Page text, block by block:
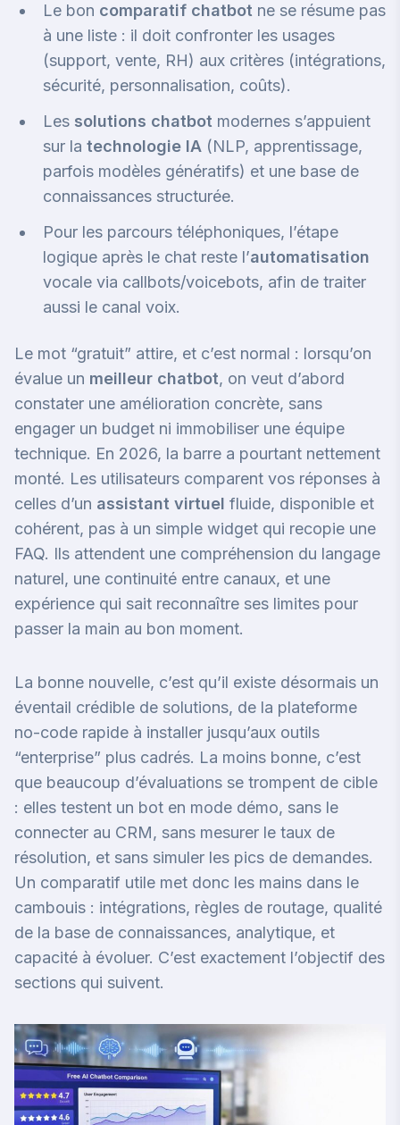
Le bon comparatif chatbot ne se résume pas
à une liste : il doit confronter les usages
(support, vente, RH) aux critères (intégrations,
sécurité, personnalisation, coûts).
Les solutions chatbot modernes s’appuient
sur la technologie IA (NLP, apprentissage,
parfois modèles génératifs) et une base de
connaissances structurée.
Pour les parcours téléphoniques, l’étape
logique après le chat reste l’automatisation
vocale via callbots/voicebots, afin de traiter
aussi le canal voix.
Le mot “gratuit” attire, et c’est normal : lorsqu’on
évalue un meilleur chatbot, on veut d’abord
constater une amélioration concrète, sans
engager un budget ni immobiliser une équipe
technique. En 2026, la barre a pourtant nettement
monté. Les utilisateurs comparent vos réponses à
celles d’un assistant virtuel fluide, disponible et
cohérent, pas à un simple widget qui recopie une
FAQ. Ils attendent une compréhension du langage
naturel, une continuité entre canaux, et une
expérience qui sait reconnaître ses limites pour
passer la main au bon moment.
La bonne nouvelle, c’est qu’il existe désormais un
éventail crédible de solutions, de la plateforme
no-code rapide à installer jusqu’aux outils
“enterprise” plus cadrés. La moins bonne, c’est
que beaucoup d’évaluations se trompent de cible
: elles testent un bot en mode démo, sans le
connecter au CRM, sans mesurer le taux de
résolution, et sans simuler les pics de demandes.
Un comparatif utile met donc les mains dans le
cambouis : intégrations, règles de routage, qualité
de la base de connaissances, analytique, et
capacité à évoluer. C’est exactement l’objectif des
sections qui suivent.